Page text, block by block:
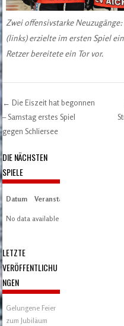
Zwei offensivstarke
(links) erzielte im ersten Spiel
Retzer bereitete ein Tor vor.
Post navigation
← Die Eiszeit hat begonnen
– Samstag erstes Spiel
gegen Schliersee
DIE NÄCHSTEN
SPIELE
Datum Veranstaltung
No data available in table
LETZTE
VERÖFFENTLICHU
NGEN
Gelungene Feier
zum Jubiläum